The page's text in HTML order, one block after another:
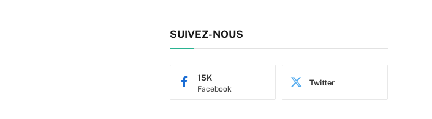
SUIVEZ-NOUS
Facebook
15K Twitter